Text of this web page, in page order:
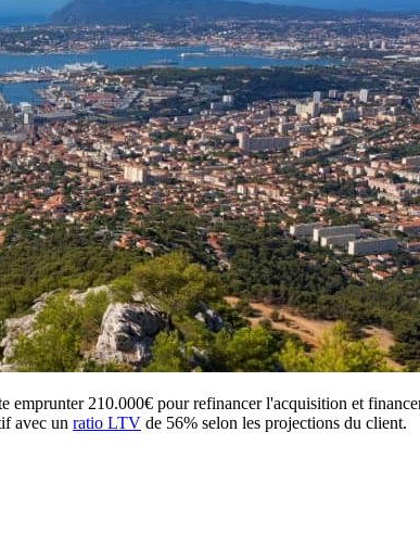
emprunter 210.000€ pour refinancer l'acquisition et
avec un ratio LTV de 56% selon les projections du client.